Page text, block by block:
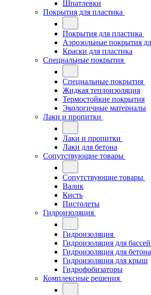
Шпатлевки
Покрытия для пластика
Покрытия для пластика
Аэрозольные покрытия
Краски для пластика
Специальные покрытия
Специальные покрытия
Жидкая теплоизоляция
Термостойкие покрытия
Экологичные материалы
Лаки и пропитки
Лаки и пропитки
Лаки для бетона
Сопутствующие товары
Сопутствующие товары
Валик
Кисть
Пистолеты
Гидроизоляция
Гидроизоляция
Гидроизоляция для
Гидроизоляция для бетона
Гидроизоляция для крыш
Гидрофобизаторы
Комплексные решения